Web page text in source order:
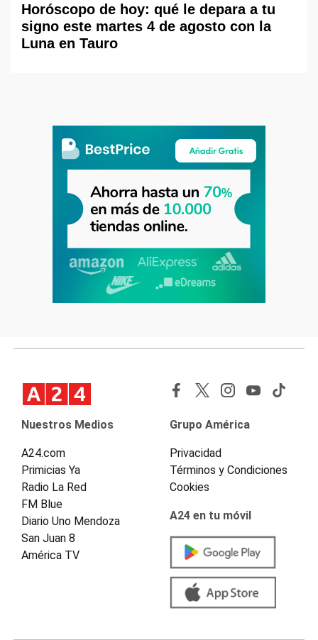
Horóscopo de hoy: qué le depara a tu
signo este martes 4 de agosto con la
Luna en Tauro
Nuestros Medios
A24.com
Primicias Ya
Radio La Red
FM Blue
Diario Uno Mendoza
San Juan 8
América TV
Grupo América
Privacidad
Términos y Condiciones
Cookies
A24 en tu móvil